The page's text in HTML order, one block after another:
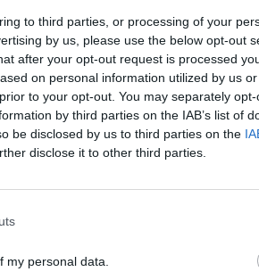
to third parties, or processing of your
by us, please use the below opt-out
after your opt-out request is processed
on personal information utilized by us
to your opt-out. You may separately
by third parties on the IAB’s list of
be disclosed by us to third parties on the
disclose it to other third parties.
my personal data.
се на ръка в една стара
отпадъци. Пазарът им се
Пъстроцветният
сгради из Европа, което
естетика. Хората обичат
са намерили
строителни отпадъци трябва
г. да рециклира всичките си